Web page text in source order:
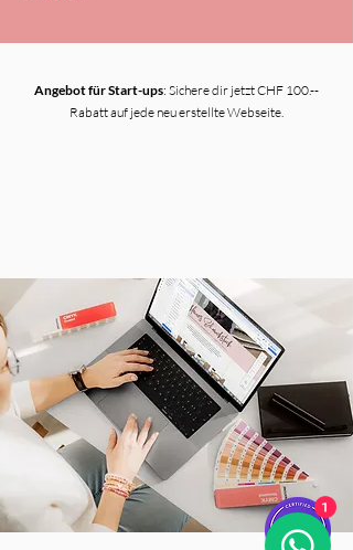
Angebot für Start-ups: Sichere dir jetzt CHF 100.--
Rabatt auf jede neu erstellte Webseite.
1